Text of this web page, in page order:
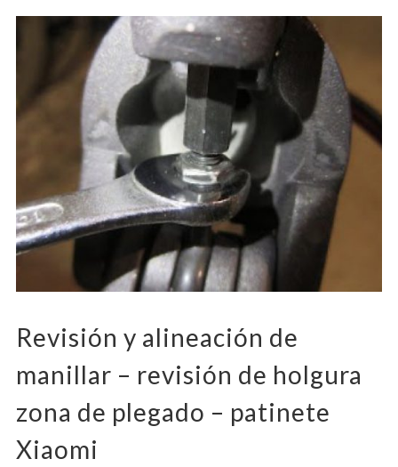
Revisión y alineación de
manillar – revisión de holgura
zona de plegado – patinete
Xiaomi